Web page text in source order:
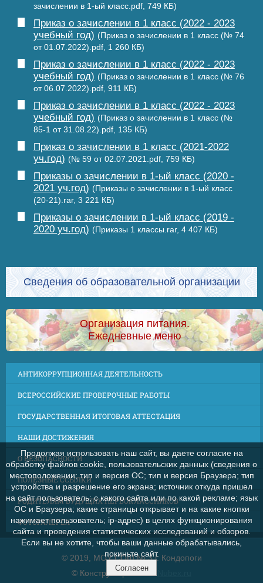
зачислении в 1-ый класс.pdf, 749 КБ)
Приказ о зачислении в 1 класс (2022 - 2023
учебный год) (Приказ о зачислении в 1 класс (№ 74
от 01.07.2022).pdf, 1 260 КБ)
Приказ о зачислении в 1 класс (2022 - 2023
учебный год) (Приказ о зачислении в 1 класс (№ 76
от 06.07.2022).pdf, 911 КБ)
Приказ о зачислении в 1 класс (2022 - 2023
учебный год) (Приказ о зачислении в 1 класс (№
85-1 от 31.08.22).pdf, 135 КБ)
Приказ о зачислении в 1 класс (2021-2022
уч.год) (№ 59 от 02.07.2021.pdf, 759 КБ)
Приказы о зачислении в 1-ый класс (2020 -
2021 уч.год) (Приказы о зачислении в 1-ый класс
(20-21).rar, 3 221 КБ)
Приказы о зачислении в 1-ый класс (2019 -
2020 уч.год) (Приказы 1 классы.rar, 4 407 КБ)
Сведения об образовательной организации
Организация питания.
Ежедневные меню
АНТИКОРРУПЦИОННАЯ ДЕЯТЕЛЬНОСТЬ
ВСЕРОССИЙСКИЕ ПРОВЕРОЧНЫЕ РАБОТЫ
ГОСУДАРСТВЕННАЯ ИТОГОВАЯ АТТЕСТАЦИЯ
НАШИ ДОСТИЖЕНИЯ
О БЕЗОПАСНОСТИ
ПОЛЕЗНЫЕ ССЫЛКИ
РОДИТЕЛЯМ БУДУЩИХ ПЕРВОКЛАССНИКОВ
ФОТОГАЛЕРЕЯ
© 2019, МОУ СОШ № 3 г. Кондопоги
© Конструктор сайтов
Продолжая использовать наш сайт, вы даете согласие на
обработку файлов cookie, пользовательских данных (сведения о
местоположении; тип и версия ОС; тип и версия Браузера; тип
устройства и разрешение его экрана; источник откуда пришел
на сайт пользователь; с какого сайта или по какой рекламе; язык
ОС и Браузера; какие страницы открывает и на какие кнопки
нажимает пользователь; ip-адрес) в целях функционирования
сайта и проведения статистических исследований и обзоров.
Если вы не хотите, чтобы ваши данные обрабатывались,
покиньте сайт.
Согласен